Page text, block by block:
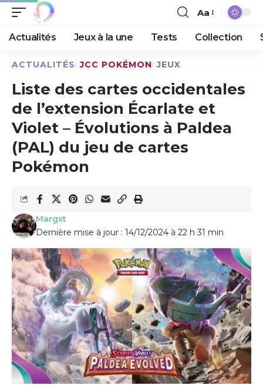
Aa
Actualités Jeux à la une Tests Collection
ACTUALITÉS JCC POKÉMON JEUX
Liste des cartes occidentales
de l’extension Écarlate et
Violet – Évolutions à Paldea
(PAL) du jeu de cartes
Pokémon
Dernière mise à jour : 14/12/2024 à 22 h 31 min
Margxt